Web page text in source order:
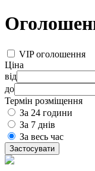
VIP оголошення
Ціна
від
до
Термін розміщення
За 24 години
За 7 днів
За весь час
Застосувати